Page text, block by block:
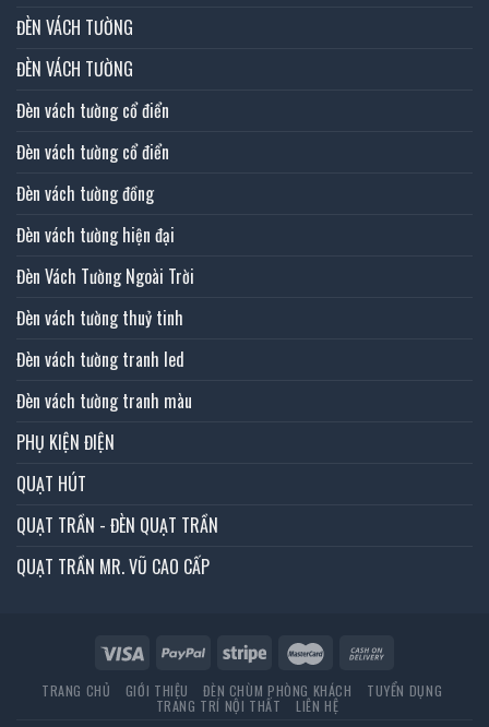
ĐÈN VÁCH TƯỜNG
ĐÈN VÁCH TƯỜNG
Đèn vách tường cổ điển
Đèn vách tường cổ điển
Đèn vách tường đồng
Đèn vách tường hiện đại
Đèn Vách Tường Ngoài Trời
Đèn vách tường thuỷ tinh
Đèn vách tường tranh led
Đèn vách tường tranh màu
PHỤ KIỆN ĐIỆN
QUẠT HÚT
QUẠT TRẦN - ĐÈN QUẠT TRẦN
QUẠT TRẦN MR. VŨ CAO CẤP
TRANG CHỦ GIỚI THIỆU ĐÈN CHÙM PHÒNG KHÁCH TUYỂN DỤNG
TRANG TRÍ NỘI THẤT LIÊN HỆ